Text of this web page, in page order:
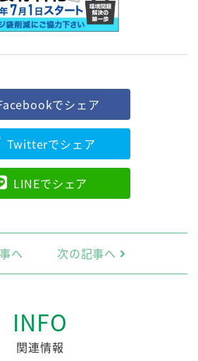
でシェア
Twitterでシェア
LINEでシェア
へ 次の記事へ
INFO
関連情報